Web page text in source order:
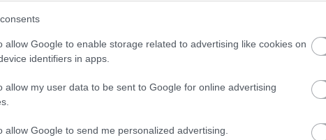
allow Google to enable storage related to advertising like cookies on
identifiers in apps.
allow my user data to be sent to Google for online advertising
allow Google to send me personalized advertising.
alapított Nagykunsági Környezetvédelmi Kft. és a Karcag
Kft. ügyvezető igazgatója
a Jászsági Menedzser Klub Egyesület elnöke
Józsa Építőipari, Kereskedelmi és Szolgáltató Kft.
díj: